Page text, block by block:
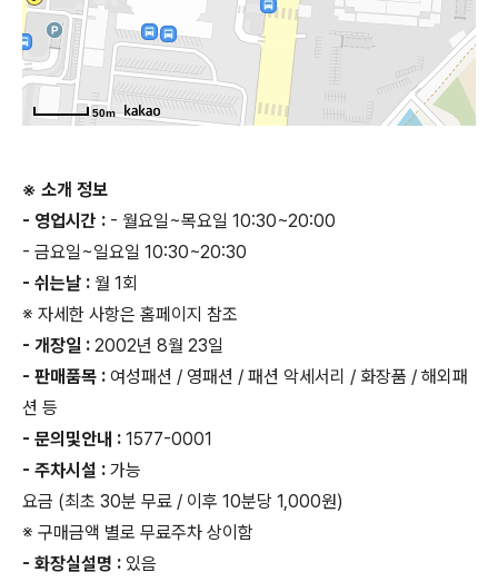
50m
※ 소개 정보
- 영업시간 : - 월요일~목요일 10:30~20:00
- 금요일~일요일 10:30~20:30
- 쉬는날 : 월 1회
※ 자세한 사항은 홈페이지 참조
- 개장일 : 2002년 8월 23일
- 판매품목 : 여성패션 / 영패션 / 패션 악세서리 / 화장품 / 해외패
션 등
- 문의및안내 : 1577-0001
- 주차시설 : 가능
요금 (최초 30분 무료 / 이후 10분당 1,000원)
※ 구매금액 별로 무료주차 상이함
- 화장실설명 : 있음